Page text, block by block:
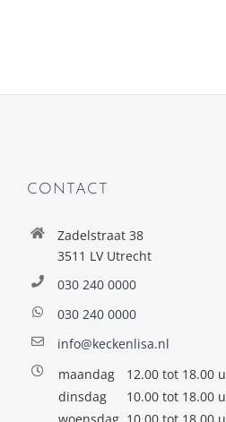
CONTACT
Zadelstraat 38
3511 LV Utrecht
030 240 0000
030 240 0000
info@keckenlisa.nl
maandag
12.00 tot 18.00 u
dinsdag
10.00 tot 18.00 u